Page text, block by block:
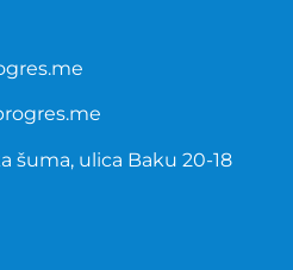
šuma, ulica Baku 20-18